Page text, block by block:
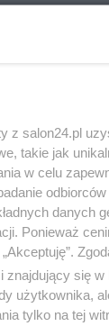
z salon24.pl
takie jak
w celu
danych
Ponieważ
się
użytkownika,
tylko na tej